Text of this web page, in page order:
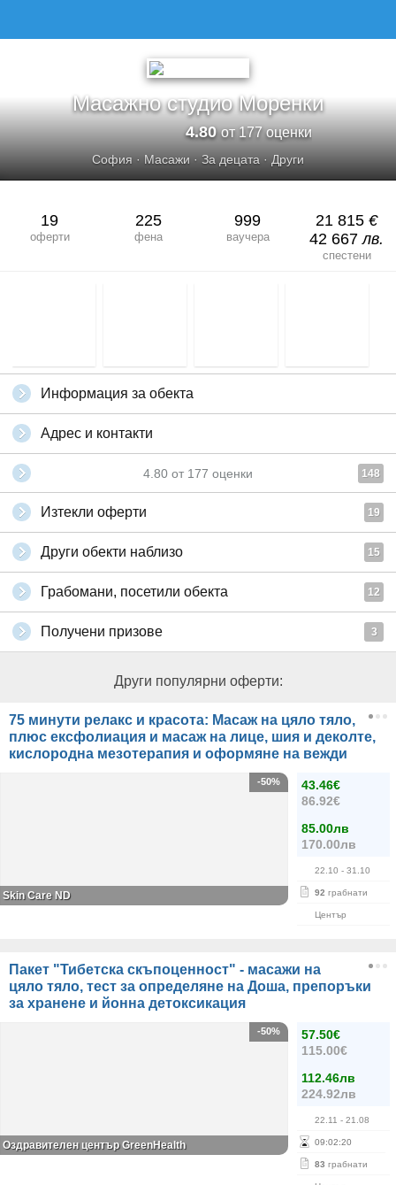
Масажно студио Моренки
4.80от 177 оценки
София · Масажи · За децата · Други
19
оферти
225
фена
999
ваучера
21 815 €
42 667лв.
спестени
Информация за обекта
Адрес и контакти
4.80 от 177 оценки 148
Изтекли оферти 19
Други обекти наблизо 15
Грабомани, посетили обекта 12
Получени призове 3
Други популярни оферти:
75 минути релакс и красота: Масаж на цяло тяло,
плюс ексфолиация и масаж на лице, шия и деколте,
кислородна мезотерапия и оформяне на вежди
43.46€
86.92€
85.00лв
170.00лв
22.10 - 31.10
92 грабнати
Център
-50%
Skin Care ND
Пакет "Тибетска скъпоценност" - масажи на
цяло тяло, тест за определяне на Доша, препоръки
за хранене и йонна детоксикация
57.50€
115.00€
112.46лв
224.92лв
22.11 - 21.08
09:02:20
83 грабнати
-50%
Оздравителен център GreenHealth